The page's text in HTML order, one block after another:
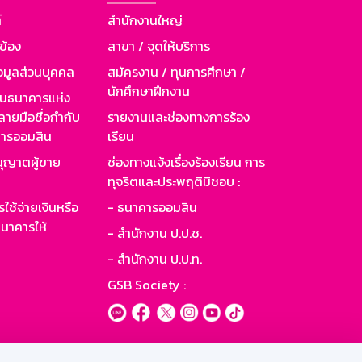
อง
มูลส่วนบุคคล
นาคารแห่ง
ายมือชื่อกำกับ
รออมสิน
ญาตผู้ขาย
ช้จ่ายเงินหรือ
คารให้
สำนักงานใหญ่
สาขา / จุดให้บริการ
สมัครงาน / ทุนการศึกษา /
นักศึกษาฝึกงาน
รายงานและช่องทางการร้อง
เรียน
ช่องทางแจ้งเรื่องร้องเรียน การ
ทุจริตและประพฤติมิชอบ :
- ธนาคารออมสิน
- สำนักงาน ป.ป.ช.
- สำนักงาน ป.ป.ท.
GSB Society :